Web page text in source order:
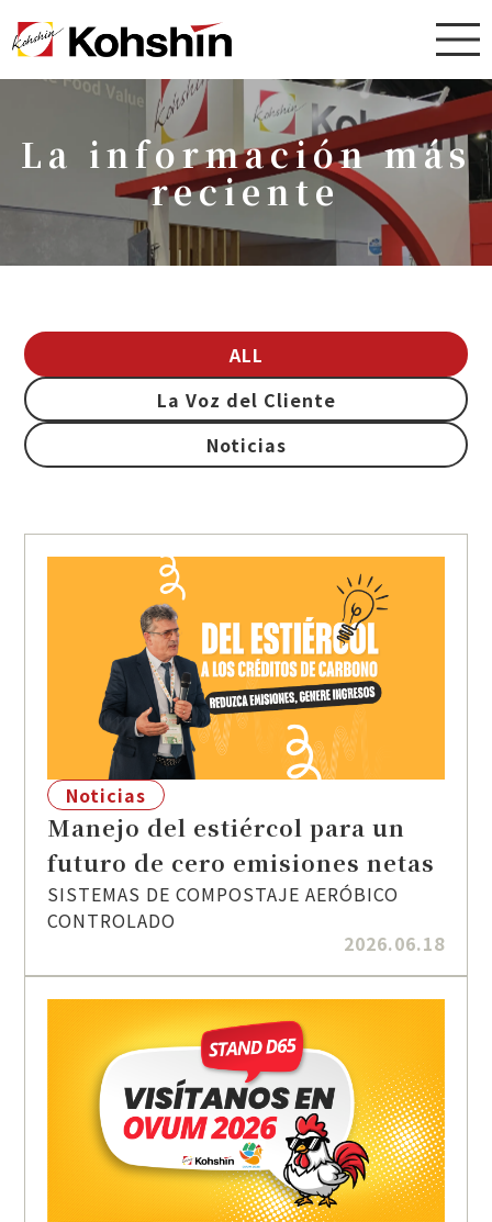
La información más
reciente
ALL
La Voz del Cliente
Noticias
Noticias
Manejo del estiércol para un
futuro de cero emisiones netas
SISTEMAS DE COMPOSTAJE AERÓBICO
CONTROLADO
2026.06.18